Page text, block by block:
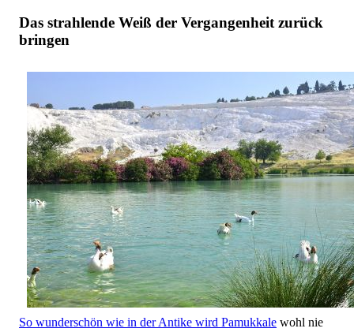
Das strahlende Weiß der Vergangenheit zurück
bringen
So wunderschön wie in der Antike wird Pamukkale wohl nie